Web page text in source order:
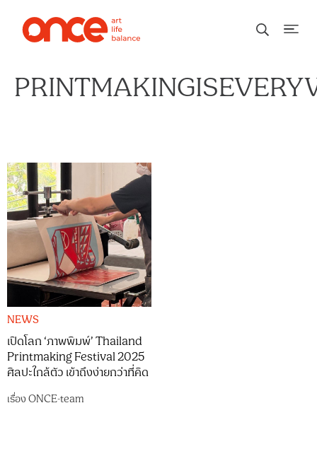
NEWS
เปิดโลก ‘ภาพพิมพ์’ Thailand
Printmaking Festival 2025
ศิลปะใกล้ตัว เข้าถึงง่ายกว่าที่คิด
เรื่องONCE-team